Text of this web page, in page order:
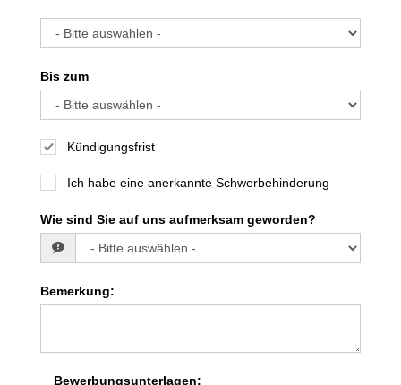
Bis zum
Kündigungsfrist
Ich habe eine anerkannte Schwerbehinderung
Wie sind Sie auf uns aufmerksam geworden?
Bemerkung:
Bewerbungsunterlagen: